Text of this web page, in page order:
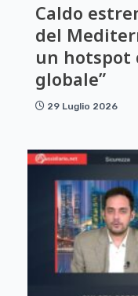
Caldo
del
un hotspot
globale”
29 Luglio 2026